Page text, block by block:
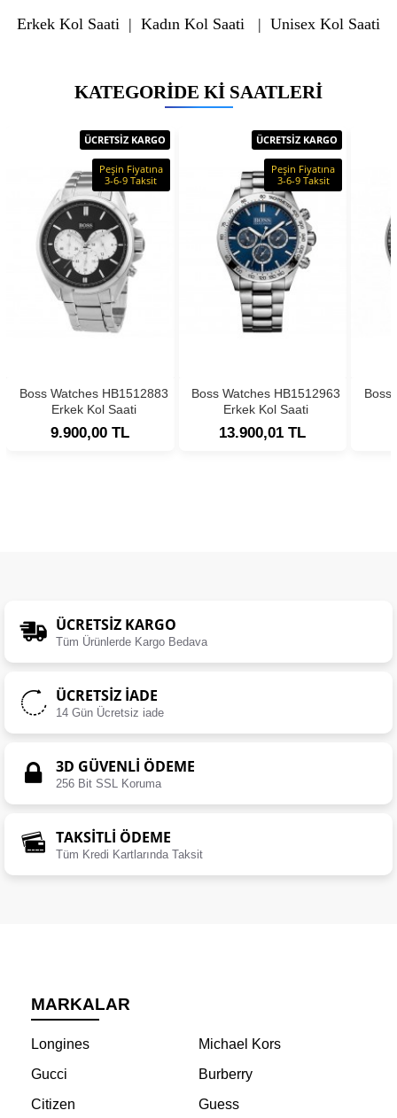
Erkek Kol Saati | Kadın Kol Saati | Unisex Kol Saati
KATEGORIDE KI SAATLERI
ÜCRETSİZ KARGO
Peşin Fiyatına
3-6-9 Taksit
Boss Watches HB1512883
Erkek Kol Saati
9.900,00 TL
ÜCRETSİZ KARGO
Peşin Fiyatına
3-6-9 Taksit
Boss Watches HB1512963
Erkek Kol Saati
13.900,01 TL
Boss
ÜCRETSIZ KARGO
Tüm Ürünlerde Kargo Bedava
ÜCRETSIZ İADE
14 Gün Ücretsiz iade
3D GÜVENLİ ÖDEME
256 Bit SSL Koruma
TAKSİTLİ ÖDEME
Tüm Kredi Kartlarında Taksit
MARKALAR
Longines
Michael Kors
Gucci
Burberry
Citizen
Guess